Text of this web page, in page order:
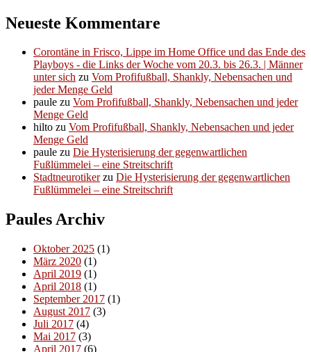
Neueste Kommentare
Corontäne in Frisco, Lippe im Home Office und das Ende des
Playboys - die Links der Woche vom 20.3. bis 26.3. | Männer
unter sich zu Vom Profifußball, Shankly, Nebensachen und
jeder Menge Geld
paule zu Vom Profifußball, Shankly, Nebensachen und jeder
Menge Geld
hilto zu Vom Profifußball, Shankly, Nebensachen und jeder
Menge Geld
paule zu Die Hysterisierung der gegenwartlichen
Fußlümmelei – eine Streitschrift
Stadtneurotikerzu Die Hysterisierung der gegenwartlichen
Fußlümmelei – eine Streitschrift
Paules Archiv
Oktober 2025 (1)
März 2020 (1)
April 2019 (1)
April 2018 (1)
September 2017 (1)
August 2017 (3)
Juli 2017 (4)
Mai 2017 (3)
April 2017 (6)